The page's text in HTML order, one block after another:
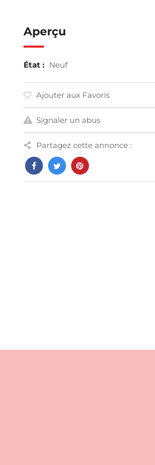
Aperçu
État : Neuf
Ajouter aux Favoris
Signaler un abus
Partagez cette annonce :